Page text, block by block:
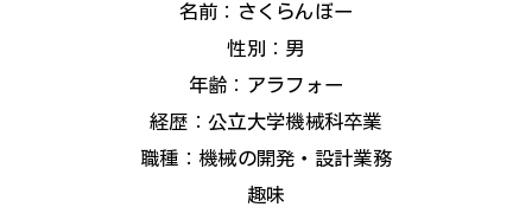
名前：さくらんぼー
性別：男
年齢：アラフォー
経歴：公立大学機械科卒業
職種：機械の開発・設計業務
趣味